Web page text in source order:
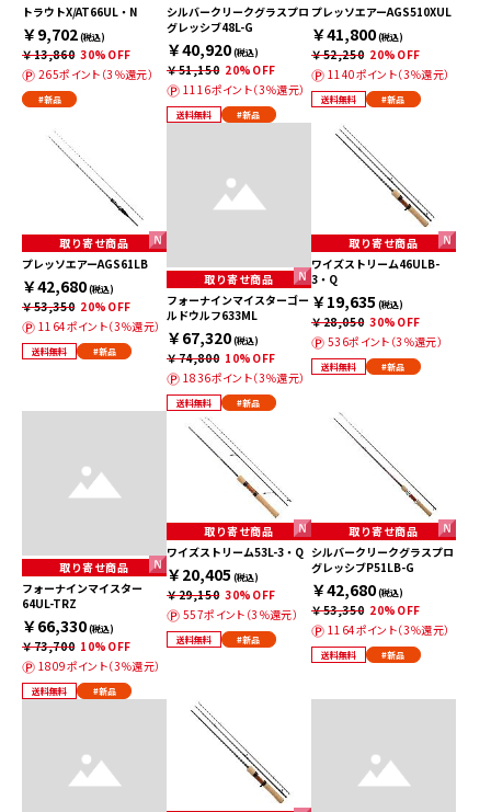
トラウトX/AT66UL・N
￥9,702(税込)
￥13,860 30%OFF
265ポイント（3％還元）
#新品
シルバークリークグラスプロ
グレッシブ48L-G
￥40,920(税込)
￥51,150 20%OFF
1116ポイント（3％還元）
送料無料 #新品
プレッソエアーAGS510XUL
￥41,800(税込)
￥52,250 20%OFF
1140ポイント（3％還元）
送料無料 #新品
取り寄せ商品
プレッソエアーAGS61LB
￥42,680(税込)
￥53,350 20%OFF
1164ポイント（3％還元）
送料無料 #新品
取り寄せ商品
フォーナインマイスターゴー
ルドウルフ633ML
￥67,320(税込)
￥74,800 10%OFF
1836ポイント（3％還元）
送料無料 #新品
取り寄せ商品
ワイズストリーム46ULB-
3・Q
￥19,635 (税込)
￥28,050 30%OFF
536ポイント（3％還元）
送料無料 #新品
取り寄せ商品
フォーナインマイスター
64UL-TRZ
￥66,330(税込)
￥73,700 10%OFF
1809ポイント（3％還元）
送料無料 #新品
取り寄せ商品
ワイズストリーム53L-3・Q
￥20,405 (税込)
￥29,150 30%OFF
557ポイント（3％還元）
送料無料 #新品
取り寄せ商品
シルバークリークグラスプロ
グレッシブP51LB-G
￥42,680(税込)
￥53,350 20%OFF
1164ポイント（3％還元）
送料無料 #新品